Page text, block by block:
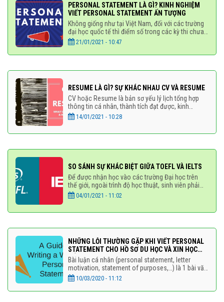
PERSONAL STATEMENT LÀ GÌ? KINH NGHIỆM
VIẾT PERSONAL STATEMENT ẤN TƯỢNG
Không giống như tại Việt Nam, đối với các trường
đại học quốc tế thì điểm số trong các kỳ thi chưa
đủ để mời học sinh đến trường theo học. Các yếu
21/01/2021 - 10:47
RESUME LÀ GÌ? SỰ KHÁC NHAU CV VÀ RESUME
CV hoặc Resume là bản sơ yếu lý lịch tổng hợp
thông tin cá nhân, thành tích đạt được, kinh
nghiệm làm việc và các thông tin khác để nhà
tuyển dụng hoặc ban
14/01/2021 - 10:28
SO SÁNH SỰ KHÁC BIỆT GIỮA TOEFL VÀ IELTS
Để được nhận học vào các trường Đại học trên
thế giới, ngoài trình độ học thuật, sinh viên phải
chứng minh mình đạt được tiêu chuẩn tiếng anh
đầu
04/01/2021 - 11:02
NHỮNG LỖI THƯỜNG GẶP KHI VIẾT PERSONAL
STATEMENT CHO HỒ SƠ DU HỌC VÀ XIN HỌC
BỔNG
Bài luận cá nhân (personal statement, letter
motivation, statement of purposes,…) là 1 bài văn
ngắn khoảng 500-1000 từ, trình bày về bản thân
và lý do bạn muốn xin học
10/03/2020 - 11:12